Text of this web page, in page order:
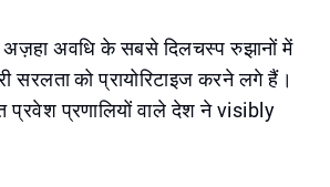
अवधि के सबसे दिलचस्प रुझानों में
सरलता को प्रायोरिटाइज करने लगे हैं।
प्रवेश प्रणालियों वाले देश ने visibly